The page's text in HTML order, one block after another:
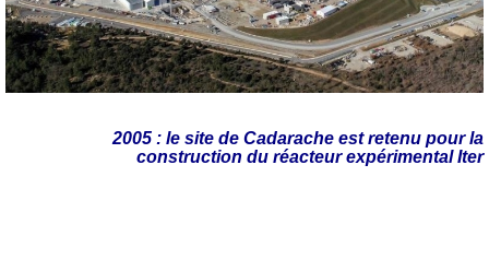
2005 : le site de Cadarache est retenu pour la
construction du réacteur expérimental Iter